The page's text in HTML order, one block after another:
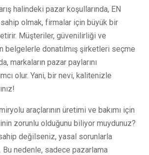
halindeki pazar koşullarında, EN
olmak, firmalar için büyük bir
Müşteriler, güvenilirliği ve
belgelerle donatılmış şirketleri seçme
markaların pazar paylarını
olur. Yani, bir nevi, kalitenizle
araçlarının üretimi ve bakımı için
zorunlu olduğunu biliyor muydunuz?
değilseniz, yasal sorunlarla
Bu nedenle, sadece pazarlama